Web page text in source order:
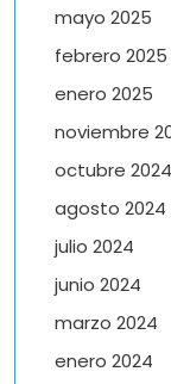
mayo 2025
febrero 2025
enero 2025
noviembre
octubre 2024
agosto 2024
julio 2024
junio 2024
marzo 2024
enero 2024